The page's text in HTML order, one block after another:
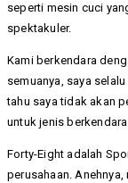
seperti mesin cuci
spektakuler.
Kami berkendara
semuanya, saya
tahu saya tidak akan
untuk jenis
Forty-Eight adalah
perusahaan.